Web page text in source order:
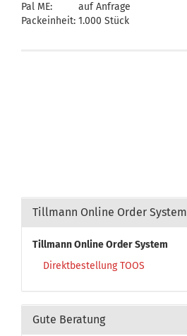
Pal ME:
auf Anfrage
Packeinheit: 1.000 Stück
Tillmann Online Order System
Tillmann Online Order System
Direktbestellung TOOS
Gute Beratung